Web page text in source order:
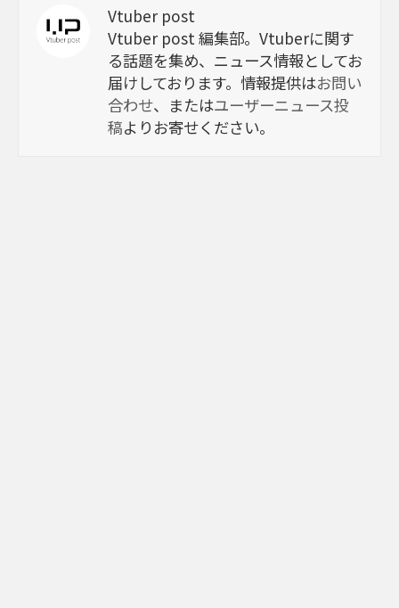
Vtuber post
Vtuber post 編集部。Vtuberに関す
る話題を集め、ニュース情報としてお
届けしております。情報提供はお問い
合わせ、またはユーザーニュース投
稿よりお寄せください。